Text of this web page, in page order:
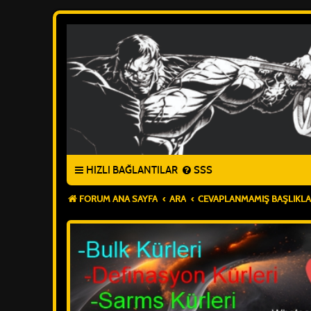
HIZLI BAĞLANTILAR SSS
FORUM ANA SAYFA ARA CEVAPLANMAMIŞ